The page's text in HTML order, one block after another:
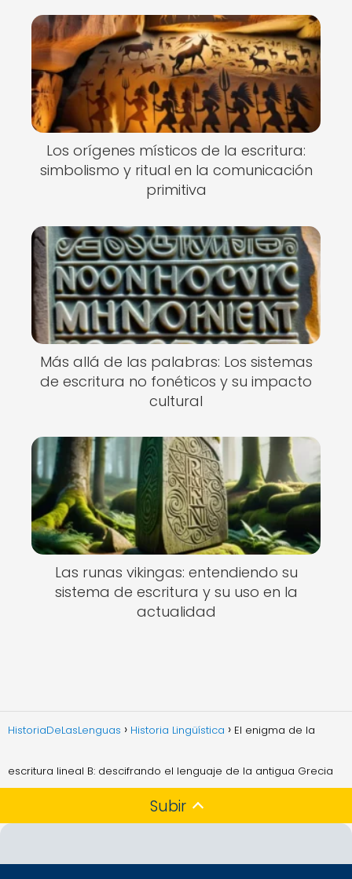
Los orígenes místicos de la escritura:
simbolismo y ritual en la comunicación
primitiva
Más allá de las palabras: Los sistemas
de escritura no fonéticos y su impacto
cultural
Las runas vikingas: entendiendo su
sistema de escritura y su uso en la
actualidad
HistoriaDeLasLenguas Historia Lingüística El enigma de la
escritura lineal B: descifrando el lenguaje de la antigua Grecia
Subir